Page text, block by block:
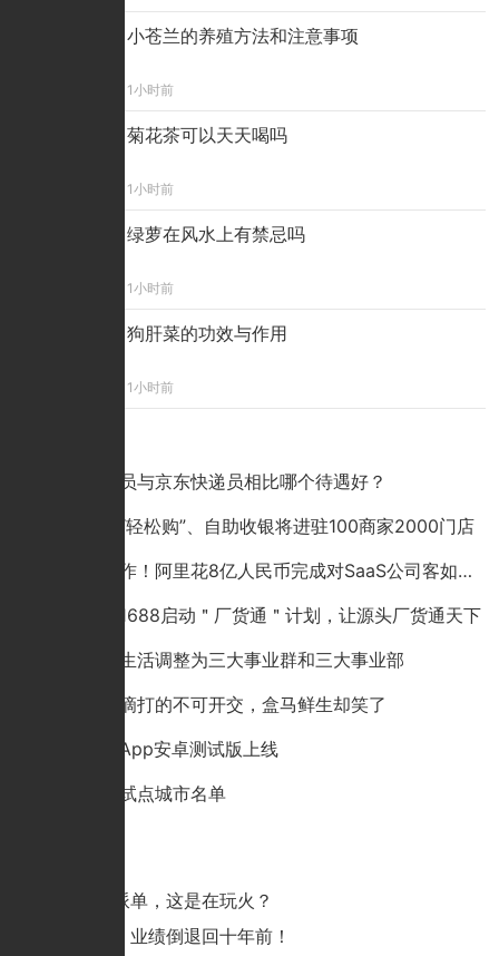
小苍兰的养殖方法和注意事项
1小时前
菊花茶可以天天喝吗
1小时前
绿萝在风水上有禁忌吗
1小时前
狗肝菜的功效与作用
1小时前
顺丰快递员与京东快递员相比哪个待遇好？
京东到家“轻松购”、自助收银将进驻100商家2000门店
又一大动作！阿里花8亿人民币完成对SaaS公司客如云的收购
阿里巴巴1688启动＂厂货通＂计划，让源头厂货通天下
阿里本地生活调整为三大事业群和三大事业部
美团和滴滴打的不可开交，盒马鲜生却笑了
京东健康App安卓测试版上线
跨境电商试点城市名单
美团强制派单，这是在玩火？
宝洁退市，业绩倒退回十年前！